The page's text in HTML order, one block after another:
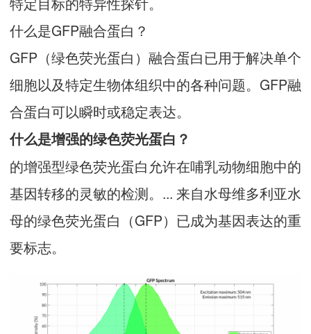
什么是GFP融合蛋白？
GFP（绿色荧光蛋白）融合蛋白已用于解决单个
细胞以及特定生物体组织中的各种问题。GFP融
合蛋白可以瞬时或稳定表达。
什么是增强的绿色荧光蛋白？
的增强型绿色荧光蛋白允许在哺乳动物细胞中的
基因转移的灵敏的检测。... 来自水母维多利亚水
母的绿色荧光蛋白（GFP）已成为基因表达的重
要标志。